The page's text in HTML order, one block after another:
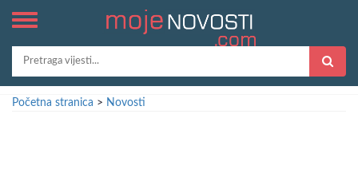
Početna stranica > Novosti